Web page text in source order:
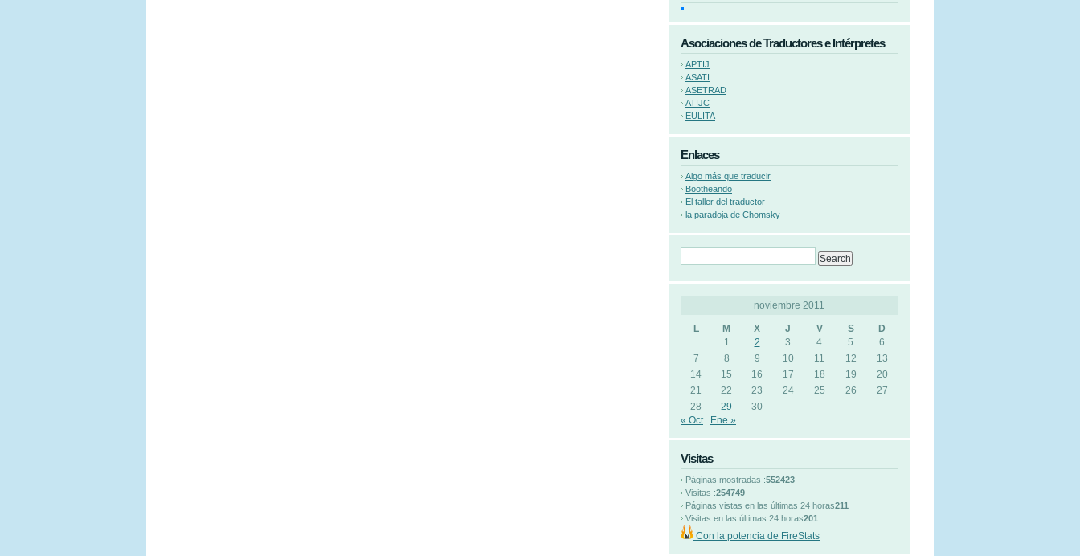
Asociaciones de Traductores e Intérpretes
APTIJ
ASATI
ASETRAD
ATIJC
EULITA
Enlaces
Algo más que traducir
Bootheando
El taller del traductor
la paradoja de Chomsky
noviembre 2011
L M X J V S
D
1
2 3 4 5
6
7
8 9 10 11 12
13
14
15 16 17 18 19
20
21
22 23 24 25 26
27
28
29
30
« Oct
Ene »
Visitas
Páginas mostradas :552423
Visitas :254749
Páginas vistas en las últimas 24 horas211
Visitas en las últimas 24 horas201
Con la potencia de FireStats